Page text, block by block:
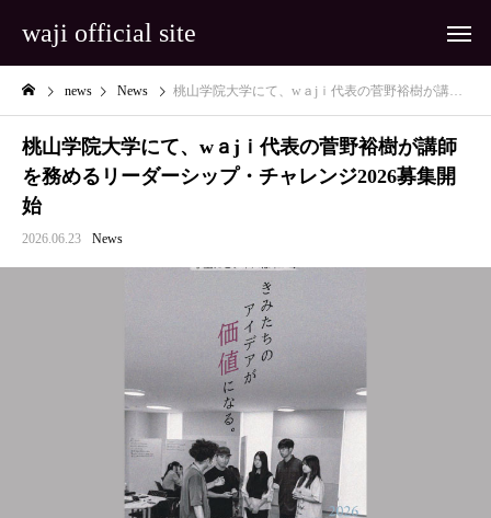
waji official site
news News 桃山学院大学にて、wａjｉ代表の菅野裕樹が講師を務めるリーダーシップ・チャレンジ2026募集開始
桃山学院大学にて、wａjｉ代表の菅野裕樹が講師
を務めるリーダーシップ・チャレンジ2026募集開
始
2026.06.23 News